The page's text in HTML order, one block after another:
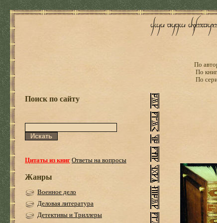
По
По
По
Поиск по сайту
Цитаты из книгОтветы на вопросы
Жанры
Военное дело
Деловая литература
Детективы и Триллеры